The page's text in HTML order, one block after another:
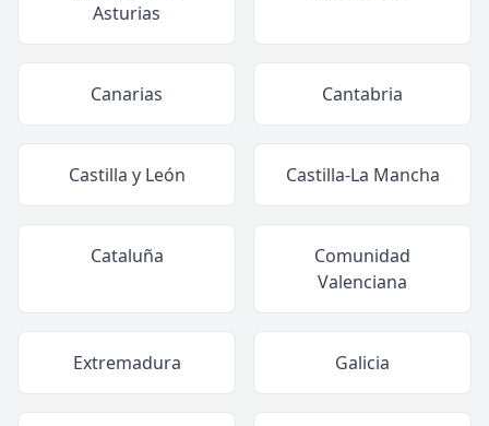
Asturias
Canarias Cantabria
Castilla y León Castilla-La Mancha
Cataluña
Comunidad
Valenciana
Extremadura Galicia